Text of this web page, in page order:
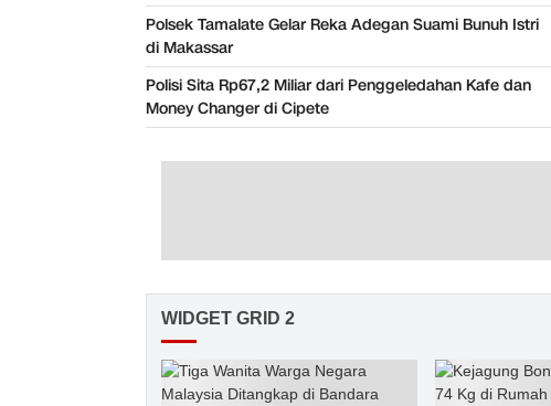
Polsek Tamalate Gelar Reka Adegan Suami Bunuh Istri
di Makassar
Polisi Sita Rp67,2 Miliar dari Penggeledahan Kafe dan
Money Changer di Cipete
WIDGET GRID 2